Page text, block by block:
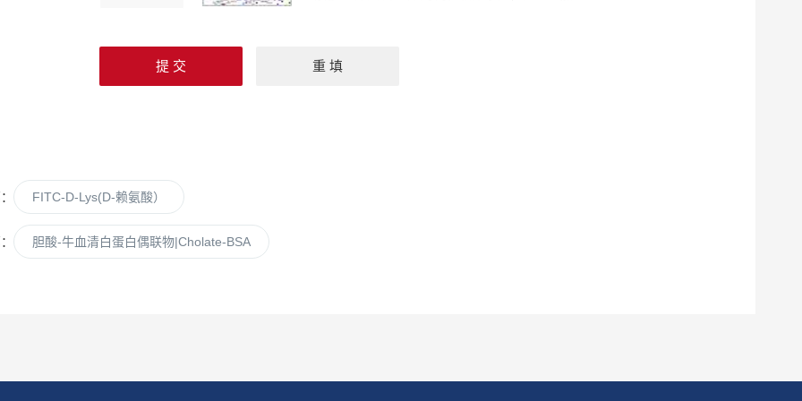
FITC-D-Lys(D-赖氨酸）
胆酸-牛血清白蛋白偶联物|Cholate-BSA